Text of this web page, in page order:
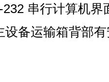
串行计算机界
运输箱背部有